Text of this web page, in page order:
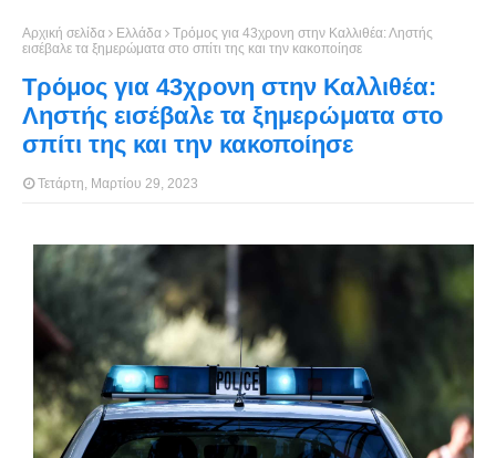
Αρχική σελίδα Ελλάδα
Τρόμος για 43χρονη στην Καλλιθέα: Ληστής
εισέβαλε τα ξημερώματα στο σπίτι της και την κακοποίησε
Τρόμος για 43χρονη στην Καλλιθέα:
Ληστής εισέβαλε τα ξημερώματα στο
σπίτι της και την κακοποίησε
Τετάρτη, Μαρτίου 29, 2023